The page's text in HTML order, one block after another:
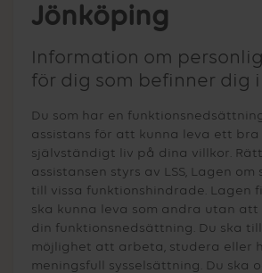
Jönköping
Information om
för dig som befinner dig
Du som har en
assistans för att kunna leva ett bra
självständigt liv på dina villkor.
assistansen styrs av LSS, Lagen om
till vissa funktionshindrade. Lagen
ska kunna leva som andra utan att
din funktionsnedsättning. Du ska
möjlighet att arbeta, studera eller
meningsfull sysselsättning. Du ska